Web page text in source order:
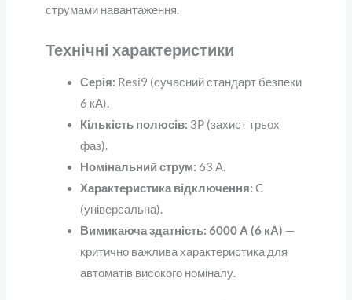
струмами навантаження.
Технічні характеристики
Серія: Resi9 (сучасний стандарт безпеки
6 кА).
Кількість полюсів: 3P (захист трьох
фаз).
Номінальний струм: 63 А.
Характеристика відключення: C
(універсальна).
Вимикаюча здатність: 6000 А (6 кА) —
критично важлива характеристика для
автоматів високого номіналу.